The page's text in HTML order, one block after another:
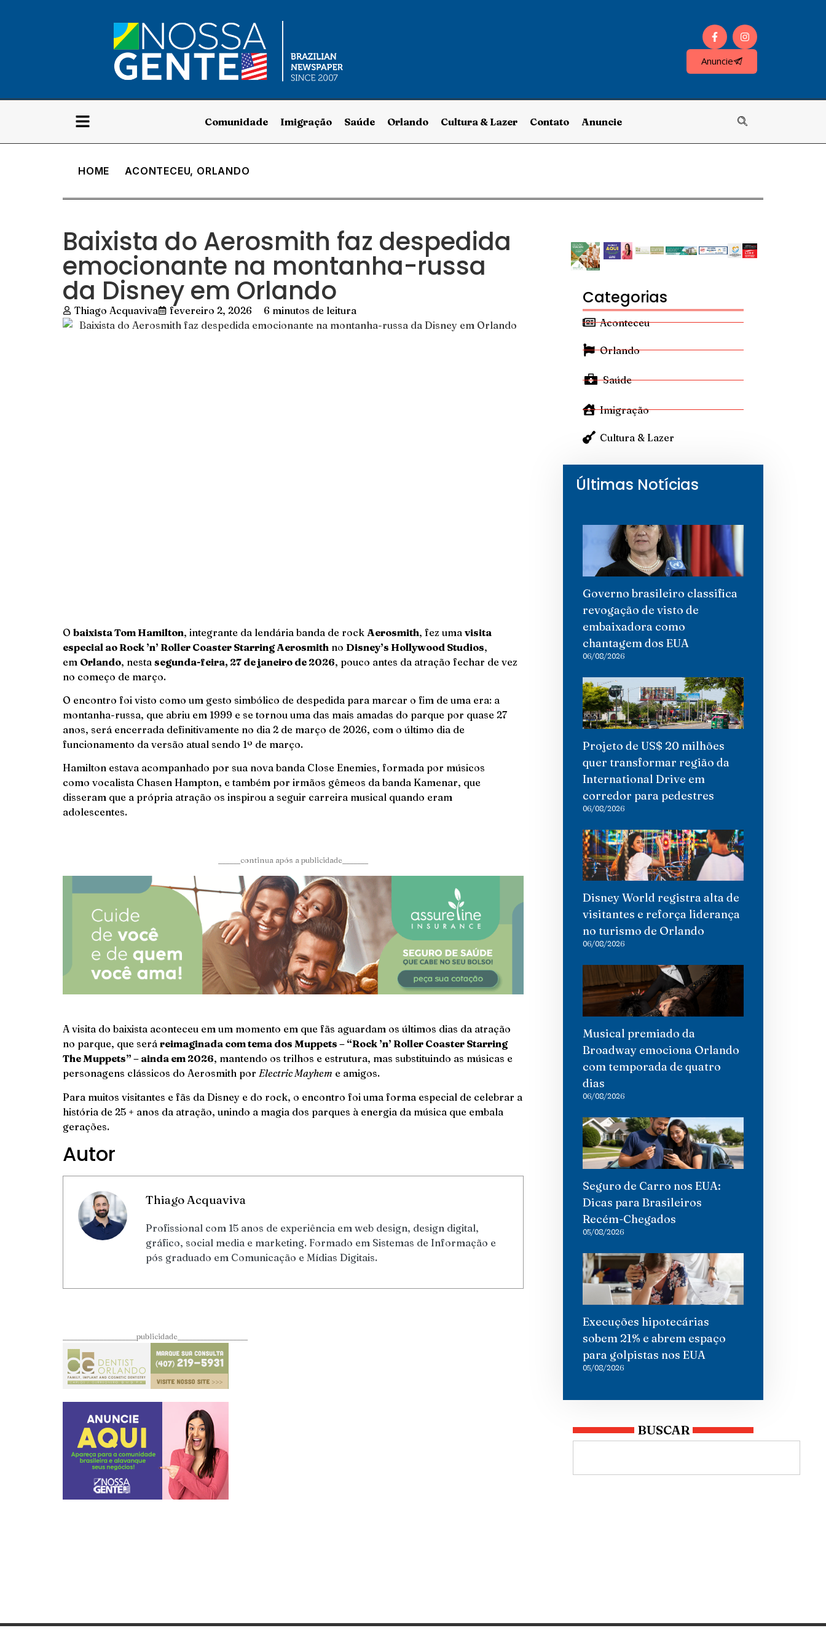
Anuncie
Comunidade Imigração Saúde Orlando Cultura & Lazer Contato Anuncie
HOME ACONTECEU, ORLANDO
Baixista do Aerosmith faz despedida
emocionante na montanha-russa
da Disney em Orlando
Thiago Acquaviva fevereiro 2, 2026 6 minutos de leitura
O baixista Tom Hamilton, integrante da lendária banda de rock Aerosmith, fez uma visita
especial ao Rock ’n’ Roller Coaster Starring Aerosmith no Disney’s Hollywood Studios,
em Orlando, nesta segunda-feira, 27 de janeiro de 2026, pouco antes da atração fechar de vez
no começo de março.
O encontro foi visto como um gesto simbólico de despedida para marcar o fim de uma era: a
montanha-russa, que abriu em 1999 e se tornou uma das mais amadas do parque por quase 27
anos, será encerrada definitivamente no dia 2 de março de 2026, com o último dia de
funcionamento da versão atual sendo 1º de março.
Hamilton estava acompanhado por sua nova banda Close Enemies, formada por músicos
como vocalista Chasen Hampton, e também por irmãos gêmeos da banda Kamenar, que
disseram que a própria atração os inspirou a seguir carreira musical quando eram
adolescentes.
______continua após a publicidade_______
A visita do baixista aconteceu em um momento em que fãs aguardam os últimos dias da atração
no parque, que será reimaginada com tema dos Muppets – “Rock ’n’ Roller Coaster Starring
The Muppets” – ainda em 2026, mantendo os trilhos e estrutura, mas substituindo as músicas e
personagens clássicos do Aerosmith por Electric Mayhem e amigos.
Para muitos visitantes e fãs da Disney e do rock, o encontro foi uma forma especial de celebrar a
história de 25 + anos da atração, unindo a magia dos parques à energia da música que embala
gerações.
Autor
Thiago Acquaviva
Profissional com 15 anos de experiência em web design, design digital,
gráfico, social media e marketing. Formado em Sistemas de Informação e
pós graduado em Comunicação e Mídias Digitais.
____________________publicidade___________________
Categorias
Aconteceu
Orlando
Saúde
Imigração
Cultura & Lazer
Últimas Notícias
Governo brasileiro classifica
revogação de visto de
embaixadora como
chantagem dos EUA
06/08/2026
Projeto de US$ 20 milhões
quer transformar região da
International Drive em
corredor para pedestres
06/08/2026
Disney World registra alta de
visitantes e reforça liderança
no turismo de Orlando
06/08/2026
Musical premiado da
Broadway emociona Orlando
com temporada de quatro
dias
06/08/2026
Seguro de Carro nos EUA:
Dicas para Brasileiros
Recém-Chegados
05/08/2026
Execuções hipotecárias
sobem 21% e abrem espaço
para golpistas nos EUA
05/08/2026
BUSCAR